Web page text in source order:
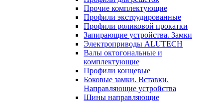
Прочие комплектующие
Профили экструдированные
Профили роликовой прокатки
Запирающие устройства. Замки
Электроприводы ALUTECH
Валы октогональные и
комплектующие
Профили концевые
Боковые замки. Вставки.
Направляющие устройства
Шины направляющие